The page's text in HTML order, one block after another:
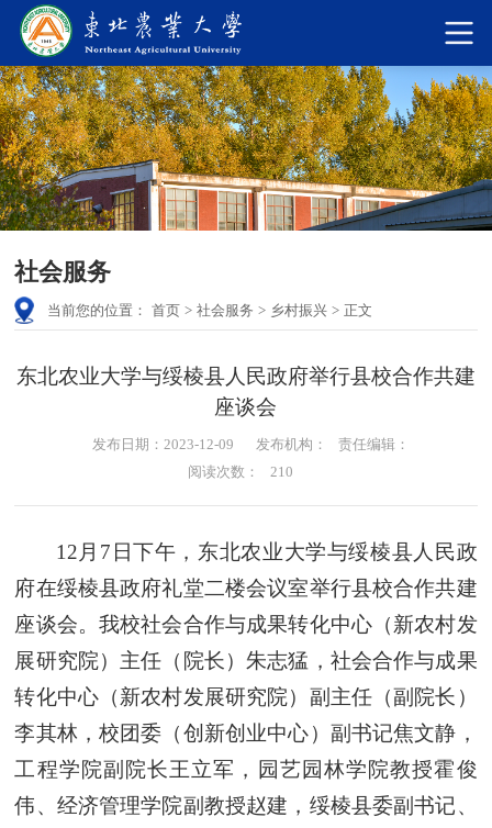
社会服务
当前您的位置： 首页 > 社会服务 > 乡村振兴 > 正文
东北农业大学与绥棱县人民政府举行县校合作共建
座谈会
发布日期：2023-12-09 发布机构：
责任编辑：
阅读次数：
210
12月7日下午，东北农业大学与绥棱县人民政
府在绥棱县政府礼堂二楼会议室举行县校合作共建
座谈会。我校社会合作与成果转化中心（新农村发
展研究院）主任（院长）朱志猛，社会合作与成果
转化中心（新农村发展研究院）副主任（副院长）
李其林，校团委（创新创业中心）副书记焦文静，
工程学院副院长王立军，园艺园林学院教授霍俊
伟、经济管理学院副教授赵建，绥棱县委副书记、